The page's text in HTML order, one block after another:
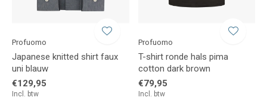
Profuomo
Japanese knitted shirt faux
uni blauw
€129,95
Incl. btw
Profuomo
T-shirt ronde hals pima
cotton dark brown
€79,95
Incl. btw